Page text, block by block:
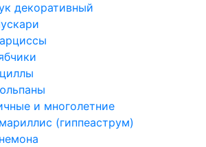
декоративный
и многолетние
(гиппеаструм)